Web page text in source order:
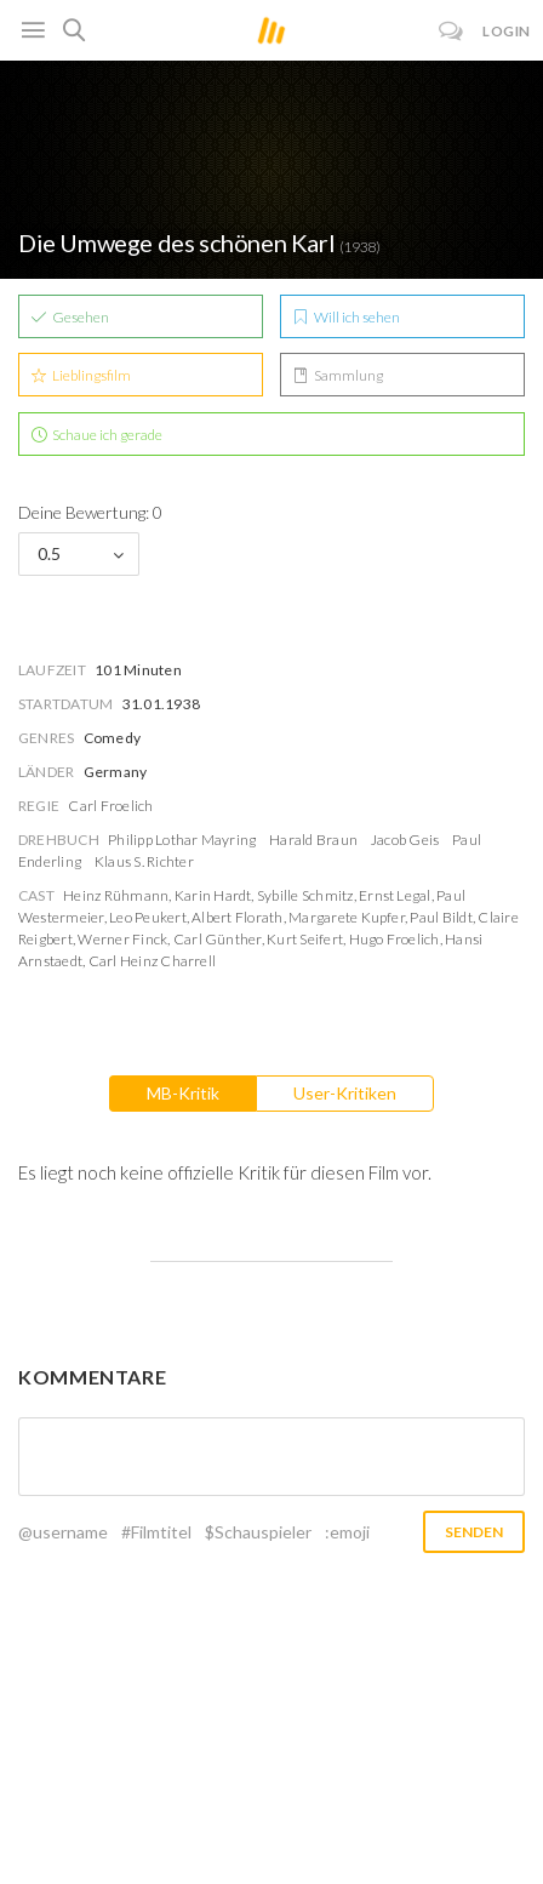
LOGIN
Die Umwege des schönen Karl (1938)
Gesehen Will ich sehen
Lieblingsfilm Sammlung
Schaue ich gerade
Deine Bewertung: 0
0.5
LAUFZEIT 101 Minuten
STARTDATUM 31.01.1938
GENRES Comedy
LÄNDER Germany
REGIE Carl Froelich
DREHBUCH Philipp Lothar Mayring Harald Braun Jacob Geis
Paul
Enderling
Klaus S. Richter
CAST Heinz Rühmann, Karin Hardt, Sybille Schmitz, Ernst Legal, Paul
Westermeier, Leo Peukert,Albert Florath, Margarete Kupfer, Paul Bildt, Claire
Reigbert,Werner Finck, Carl Günther, Kurt Seifert, Hugo Froelich, Hansi
Arnstaedt, Carl Heinz Charrell
MB-Kritik User-Kritiken
Es liegt noch keine offizielle Kritik für diesen Film vor.
KOMMENTARE
@username #Filmtitel $Schauspieler :emoji